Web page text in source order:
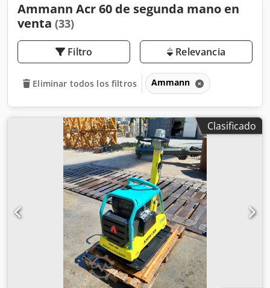
Ammann Acr 60 de segunda mano en
venta (33)
Filtro Relevancia
Eliminar todos los filtros Ammann
Clasificado